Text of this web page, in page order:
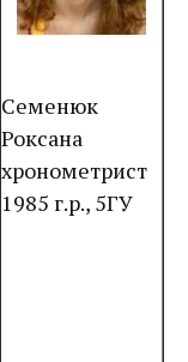
Семенюк
Роксана
хронометрист
1985 г.р., 5ГУ